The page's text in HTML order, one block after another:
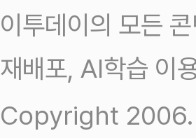
이투데이의 모든
재배포, AI학습 이
Copyright 2006.